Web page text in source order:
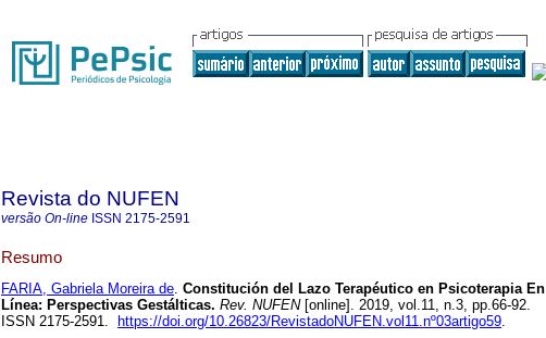
Revista do NUFEN
versão On-line ISSN 2175-2591
Resumo
FARIA, Gabriela Moreira de. Constitución del Lazo Terapéutico en Psicoterapia En
Línea: Perspectivas Gestálticas. Rev. NUFEN[online]. 2019, vol.11, n.3, pp.66-92.
ISSN 2175-2591.
https://doi.org/10.26823/RevistadoNUFEN.vol11.nº03artigo59.